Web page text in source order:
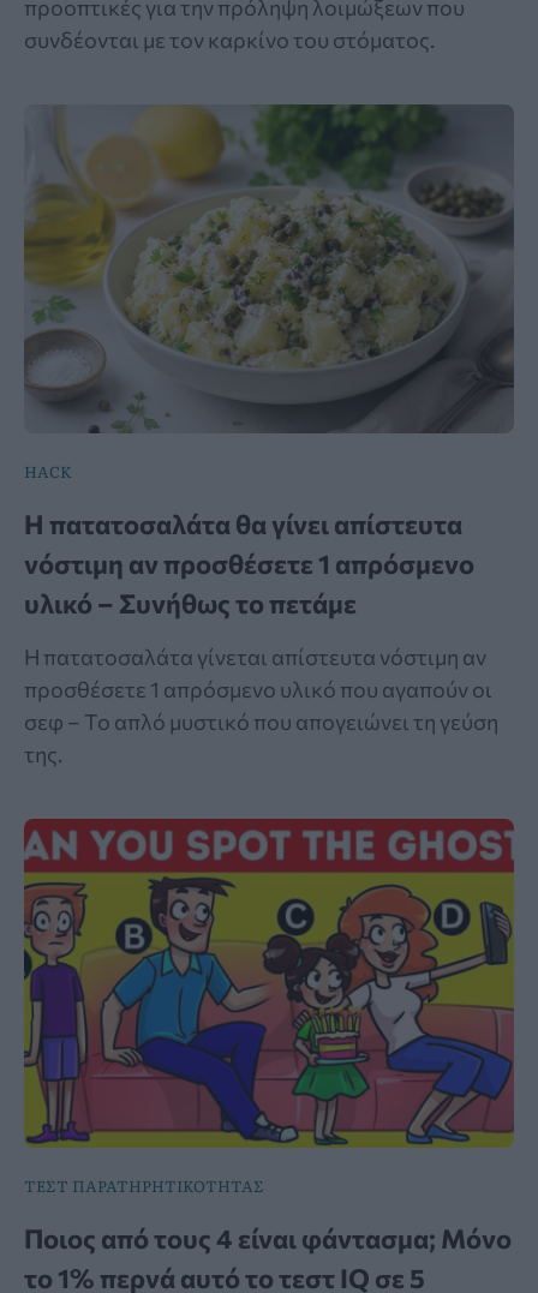
προοπτικές για την πρόληψη λοιμώξεων που
συνδέονται με τον καρκίνο του στόματος.
HACK
Η πατατοσαλάτα θα γίνει απίστευτα
νόστιμη αν προσθέσετε 1 απρόσμενο
υλικό – Συνήθως το πετάμε
Η πατατοσαλάτα γίνεται απίστευτα νόστιμη αν
προσθέσετε 1 απρόσμενο υλικό που αγαπούν οι
σεφ – Το απλό μυστικό που απογειώνει τη γεύση
της.
ΤΕΣΤ ΠΑΡΑΤΗΡΗΤΙΚΟΤΗΤΑΣ
Ποιος από τους 4 είναι φάντασμα; Μόνο
το 1% περνά αυτό το τεστ IQ σε 5